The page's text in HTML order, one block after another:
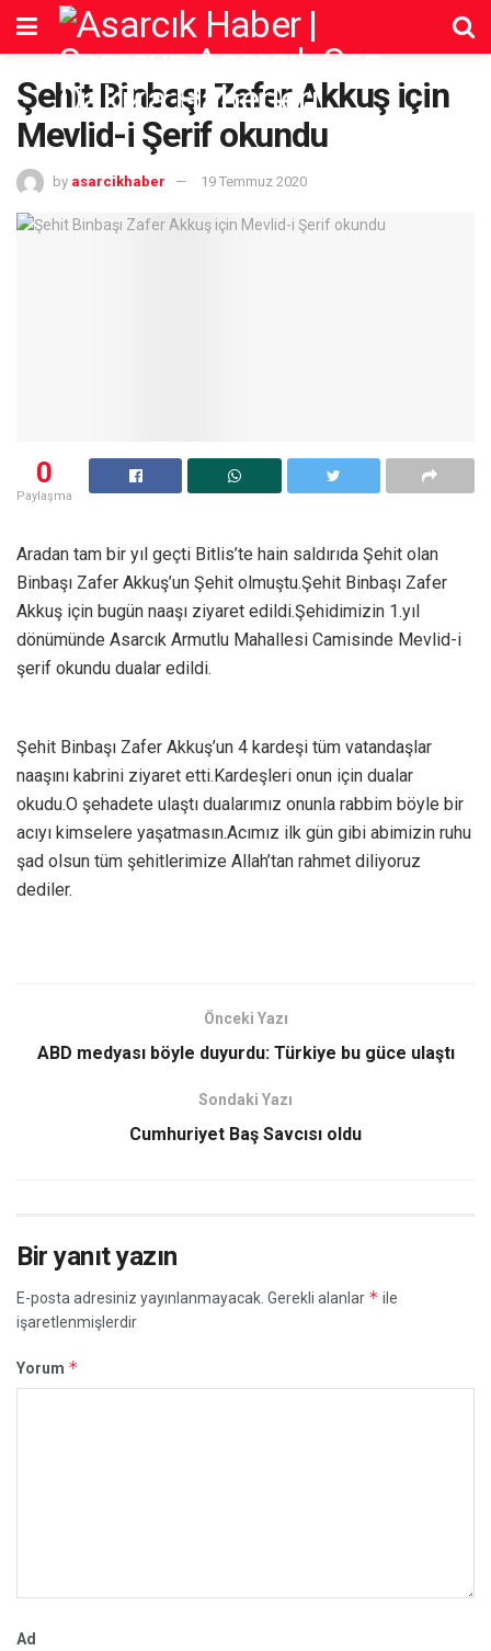
Şehit Binbaşı Zafer Akkuş için
Mevlid-i Şerif okundu
by asarcikhaber 19 Temmuz 2020
0
Paylaşma
Aradan tam bir yıl geçti Bitlis’te hain saldırıda Şehit olan
Binbaşı Zafer Akkuş’un Şehit olmuştu.Şehit Binbaşı Zafer
Akkuş için bugün naaşı ziyaret edildi.Şehidimizin 1.yıl
dönümünde Asarcık Armutlu Mahallesi Camisinde Mevlid-i
şerif okundu dualar edildi.
Şehit Binbaşı Zafer Akkuş’un 4 kardeşi tüm vatandaşlar
naaşını kabrini ziyaret etti.Kardeşleri onun için dualar
okudu.O şehadete ulaştı dualarımız onunla rabbim böyle bir
acıyı kimselere yaşatmasın.Acımız ilk gün gibi abimizin ruhu
şad olsun tüm şehitlerimize Allah’tan rahmet diliyoruz
dediler.
Önceki Yazı
ABD medyası böyle duyurdu: Türkiye bu güce ulaştı
Sondaki Yazı
Cumhuriyet Baş Savcısı oldu
Bir yanıt yazın
E-posta adresiniz yayınlanmayacak. Gerekli alanlar * ile
işaretlenmişlerdir
Yorum *
Ad